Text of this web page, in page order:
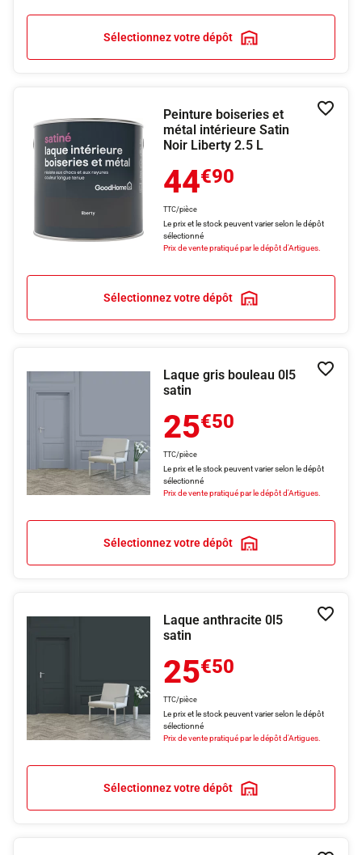
Sélectionnez votre dépôt
Peinture boiseries et
métal intérieure Satin
Noir Liberty 2.5 L
44€90
TTC/pièce
Le prix et le stock peuvent varier selon le dépôt
sélectionné
Prix de vente pratiqué par le dépôt d'Artigues.
Sélectionnez votre dépôt
Laque gris bouleau 0l5
satin
25€50
TTC/pièce
Le prix et le stock peuvent varier selon le dépôt
sélectionné
Prix de vente pratiqué par le dépôt d'Artigues.
Sélectionnez votre dépôt
Laque anthracite 0l5
satin
25€50
TTC/pièce
Le prix et le stock peuvent varier selon le dépôt
sélectionné
Prix de vente pratiqué par le dépôt d'Artigues.
Sélectionnez votre dépôt